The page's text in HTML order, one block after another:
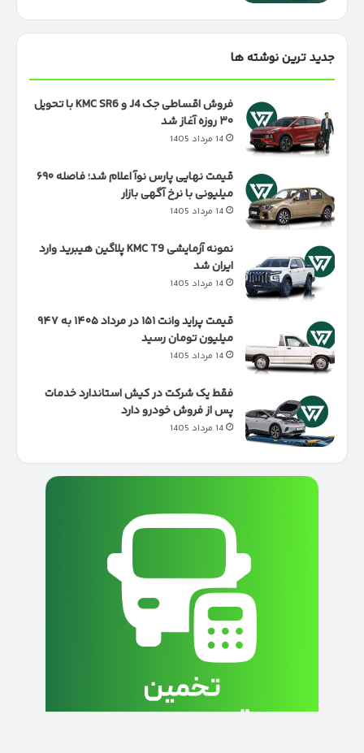
جدید ترین نوشته ها
فروش اقساطی جک J4 و KMC SR6 با تحویل
۳۰ روزه آغاز شد
14 مرداد 1405
قیمت نهایی پارس نوآ اعلام شد؛ فاصله ۶۹۰
میلیونی با نرخ آگهی بازار
14 مرداد 1405
نمونه آزمایشی KMC T9 پلاگین هیبرید وارد
ایران شد
14 مرداد 1405
قیمت پراید وانت ۱۵۱ در مرداد ۱۴۰۵ به ۹۴۷
میلیون تومان رسید
14 مرداد 1405
فقط یک شرکت در کیش استاندارد خدمات
پس از فروش خودرو دارد
14 مرداد 1405